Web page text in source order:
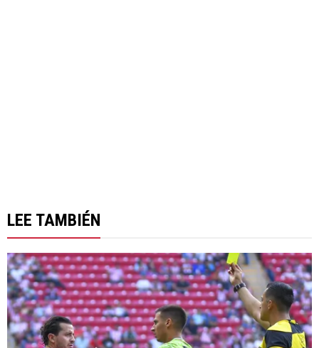
LEE TAMBIÉN